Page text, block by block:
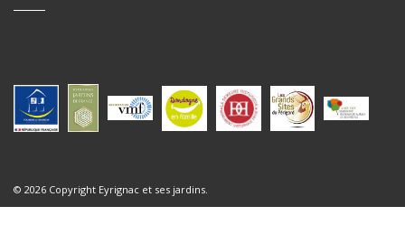
© 2026 Copyright Eyrignac et ses jardins.